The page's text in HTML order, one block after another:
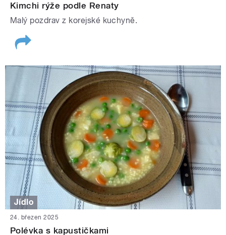
Kimchi rýže podle Renaty
Malý pozdrav z korejské kuchyně.
Jídlo
24. březen 2025
Polévka s kapustičkami